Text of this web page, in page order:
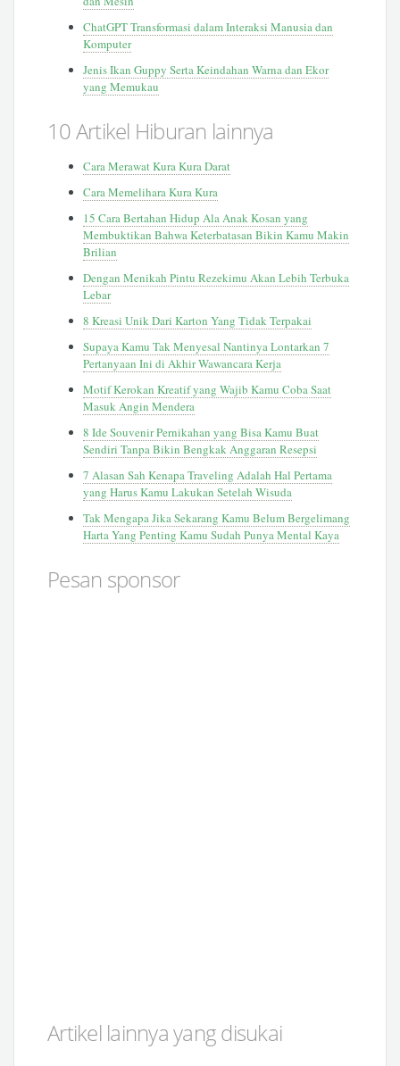
ChatGPT Transformasi dalam Interaksi Manusia dan
Komputer
Jenis Ikan Guppy Serta Keindahan Warna dan Ekor
yang Memukau
10 Artikel Hiburan lainnya
Cara Merawat Kura Kura Darat
Cara Memelihara Kura Kura
15 Cara Bertahan Hidup Ala Anak Kosan yang
Membuktikan Bahwa Keterbatasan Bikin Kamu Makin
Brilian
Dengan Menikah Pintu Rezekimu Akan Lebih Terbuka
Lebar
8 Kreasi Unik Dari Karton Yang Tidak Terpakai
Supaya Kamu Tak Menyesal Nantinya Lontarkan 7
Pertanyaan Ini di Akhir Wawancara Kerja
Motif Kerokan Kreatif yang Wajib Kamu Coba Saat
Masuk Angin Mendera
8 Ide Souvenir Pernikahan yang Bisa Kamu Buat
Sendiri Tanpa Bikin Bengkak Anggaran Resepsi
7 Alasan Sah Kenapa Traveling Adalah Hal Pertama
yang Harus Kamu Lakukan Setelah Wisuda
Tak Mengapa Jika Sekarang Kamu Belum Bergelimang
Harta Yang Penting Kamu Sudah Punya Mental Kaya
Pesan sponsor
Artikel lainnya yang disukai